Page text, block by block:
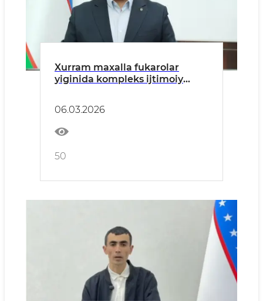
Xurram maxalla fukarolar
yiginida kompleks ijtimoiy
Bobirvichning ma’lumoti
06.03.2026
50